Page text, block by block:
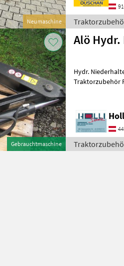
Neumaschine
Gebrauchtmaschine
Alö
Hydr.
Traktorzubehör